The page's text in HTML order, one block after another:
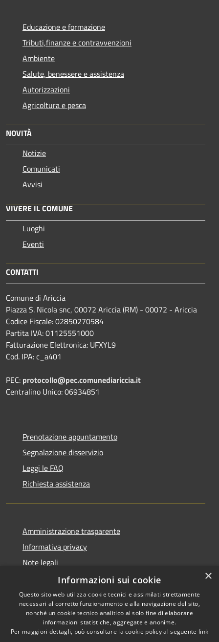
Educazione e formazione
Tributi,finanze e contravvenzioni
Ambiente
Salute, benessere e assistenza
Autorizzazioni
Agricoltura e pesca
NOVITÀ
Notizie
Comunicati
Avvisi
VIVERE IL COMUNE
Luoghi
Eventi
CONTATTI
Comune di Ariccia
Piazza S. Nicola snc, 00072 Ariccia (RM) - 00072 - Ariccia
Codice Fiscale: 02850270584
Partita IVA: 01125551000
Fatturazione Elettronica: UFXYL9
Cod. IPA: c_a401
PEC: protocollo@pec.comunediariccia.it
Centralino Unico: 06934851
Prenotazione appuntamento
Segnalazione disservizio
Leggi le FAQ
Richiesta assistenza
Amministrazione trasparente
Informativa privacy
Note legali
Dichiarazione di accessibilità
RSS
Accessibilità
Copyright © 2026 • Comune di
×
Informazioni sui cookie
Questo sito web utilizza cookie tecnici e assimilati strettamente
necessari al corretto funzionamento e alla navigazione del sito,
nonché un cookie tecnico analitico al solo fine di elaborare
informazioni statistiche, aggregate e anonime.
Per maggiori dettagli, può consultare la cookie policy al seguente link